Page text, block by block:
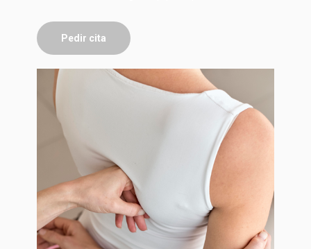
Pedir cita